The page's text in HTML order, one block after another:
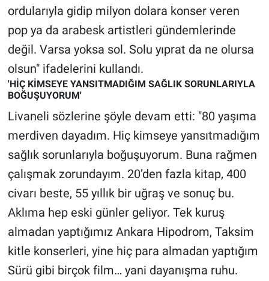
ordularıyla gidip milyon dolara konser veren
pop ya da arabesk artistleri gündemlerinde
değil. Varsa yoksa sol. Solu yıprat da ne olursa
olsun" ifadelerini kullandı.
'HİÇ KİMSEYE YANSITMADIĞIM SAĞLIK SORUNLARIYLA
BOĞUŞUYORUM'
Livaneli sözlerine şöyle devam etti: "80 yaşıma
merdiven dayadım. Hiç kimseye yansıtmadığım
sağlık sorunlarıyla boğuşuyorum. Buna rağmen
çalışmak zorundayım. 20’den fazla kitap, 400
civarı beste, 55 yıllık bir uğraş ve sonuç bu.
Aklıma hep eski günler geliyor. Tek kuruş
almadan yaptığımız Ankara Hipodrom, Taksim
kitle konserleri, yine hiç para almadan yaptığım
Sürü gibi birçok film… yani dayanışma ruhu.
Kültür Sanat
Ne demişti
Nedir
Popüler
Programlar
Sağlık
Spor
Teknoloji
Türkiye'nin Geleceği